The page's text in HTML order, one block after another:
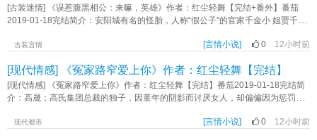
联利器，沈清雅转头投给选拔经纪人，进了出道预备役。 至于“让两男为争夺
你打架”的buff，这和boss直聘有什么区别？ 爱豆打架是事故，两大社代表打
配得到幸福吗？ ps： 沈清雅（Sim Cheong A），英文名Chythia，领
炽 2. 依靠嫂子系统积攒点数，逐渐提升属性，每种属性上限15 3. 前期主
要点美貌，后期取得点数困难，技能提升都靠勤学苦练 4. 特点：能屈能伸，
爱（扣）财（门） 5. 主：次/档/符 主页预收文，下一本开： 哥哥对妹
起，他亲手带大、每天黏着他的妹妹，忽然开始讨厌他。 直到从朋友那得
[古装迷情] 《误惹腹黑相公：来嘛，英雄》作者：红尘轻舞【完结+番外】番茄
2019-01-18完结简介：安阳城有名的怪胎，人称“假公子”的官家千金小 姐贾千
章，因此惹来无穷事端。出手豪阔的贵公子，名震江湖的第一山庄少庄主，深藏
子呢？《误惹腹黑相公：来嘛，英雄》作者：红尘轻舞
古装言情 [言情小说] 0 12小时前
[现代情感] 《冤家路窄爱上你》作者：红尘轻舞【完结】
[现代情感] 《冤家路窄爱上你》作者：红尘轻舞【完结】番茄2019-01-18完结简
介：高晟；高氏集团总裁的独子，因童年的阴影而讨厌女人，却偏偏因为惩罚一
胆小怕事偏又爱耍点小聪明，头脑一发热偏又胆大无比的小女子，因为一次小小
现代都市 [言情小说] 0 12小时前